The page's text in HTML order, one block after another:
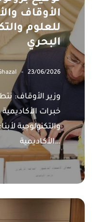
الأوقاف
للعلوم
البحري
23/06/2026
وزير الأوقاف:
خبرات
والتكنولوجية
الأكاديمية…